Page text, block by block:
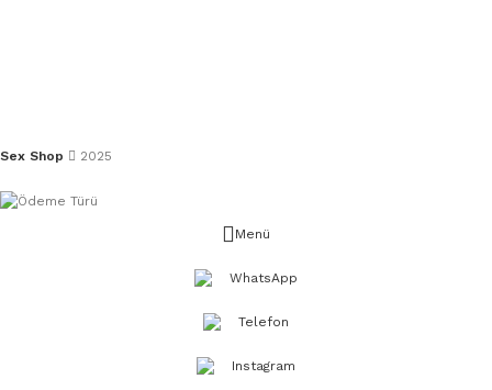
Sex Shop 2025
Menü
WhatsApp
Telefon
Instagram